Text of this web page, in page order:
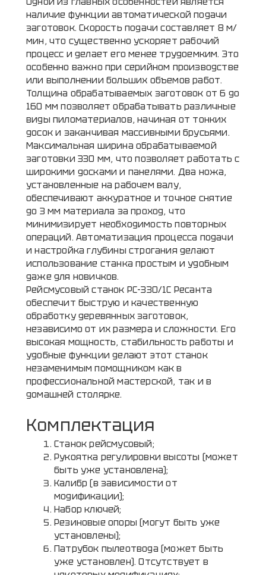
наличие функции автоматической подачи
заготовок. Скорость подачи составляет 8 м/
мин, что существенно ускоряет рабочий
процесс и делает его менее трудоемким. Это
особенно важно при серийном производстве
или выполнении больших объемов работ.
Толщина обрабатываемых заготовок от 6 до
160 мм позволяет обрабатывать различные
виды пиломатериалов, начиная от тонких
досок и заканчивая массивными брусьями.
Максимальная ширина обрабатываемой
заготовки 330 мм, что позволяет работать с
широкими досками и панелями. Два ножа,
установленные на рабочем валу,
обеспечивают аккуратное и точное снятие
до 3 мм материала за проход, что
минимизирует необходимость повторных
операций. Автоматизация процесса подачи
и настройка глубины строгания делают
использование станка простым и удобным
даже для новичков.
Рейсмусовый станок РС-330/1С Ресанта
обеспечит быструю и качественную
обработку деревянных заготовок,
независимо от их размера и сложности. Его
высокая мощность, стабильность работы и
удобные функции делают этот станок
незаменимым помощником как в
профессиональной мастерской, так и в
домашней столярке.
Комплектация
Станок рейсмусовый;
Рукоятка регулировки высоты (может
быть уже установлена);
Калибр (в зависимости от
модификации);
Набор ключей;
Резиновые опоры (могут быть уже
установлены);
Патрубок пылеотвода (может быть
уже установлен). Отсутствует в